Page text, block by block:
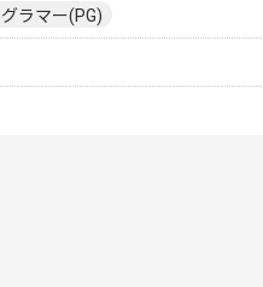
ラマー(PG)